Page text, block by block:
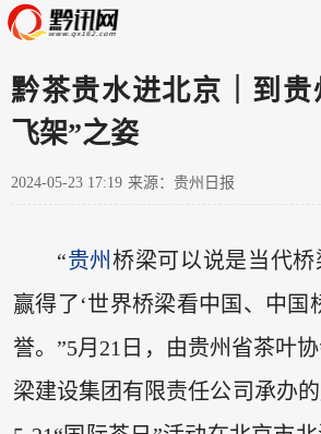
黔茶贵水进北京｜到
飞架”之姿
2024-05-23 17:19 来源：贵州日报
“贵州 桥梁可以说是当代桥
赢得了‘世界桥梁看中国、中国
誉。”5月21日，由贵州省茶叶
梁建设集团有限责任公司承办的